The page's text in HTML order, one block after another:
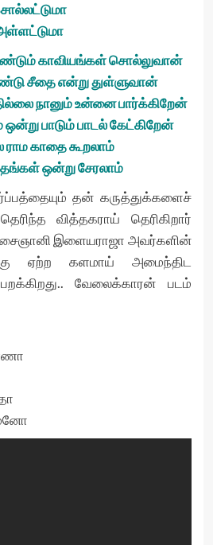
காவியங்கள் சொல்லுவான்
சீதை என்று துள்ளுவான்
நானும் உன்னை பார்க்கிறேன்
பாடும் பாடல் கேட்கிறேன்
காதை கூறலாம்
ஒன்று சேரலாம்
தன் கருத்துக்களைச்
வித்தகராய் தெரிகிறார்
இளையராஜா அவர்களின்
ஏற்ற களமாய் அமைந்திட
வேலைக்காரன் படம்
மனோ